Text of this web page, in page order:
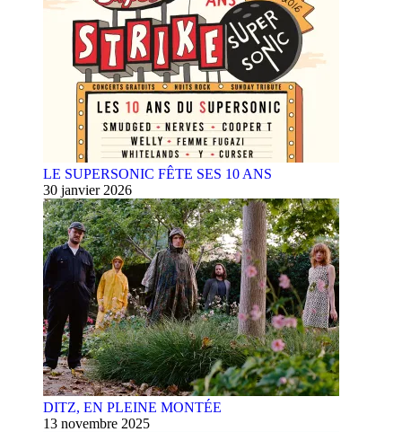
LE SUPERSONIC FÊTE SES 10 ANS
30 janvier 2026
DITZ, EN PLEINE MONTÉE
13 novembre 2025